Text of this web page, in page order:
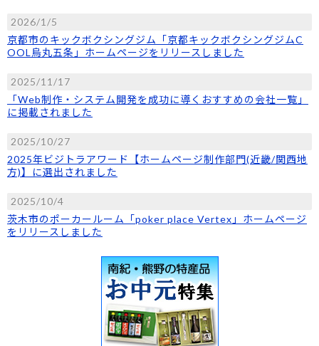
2026/1/5
京都市のキックボクシングジム「京都キックボクシングジムC
OOL烏丸五条」ホームページをリリースしました
2025/11/17
「Web制作・システム開発を成功に導くおすすめの会社一覧」
に掲載されました
2025/10/27
2025年ビジトラアワード【ホームページ制作部門(近畿/関西地
方)】に選出されました
2025/10/4
茨木市のポーカールーム「poker place Vertex」ホームページ
をリリースしました